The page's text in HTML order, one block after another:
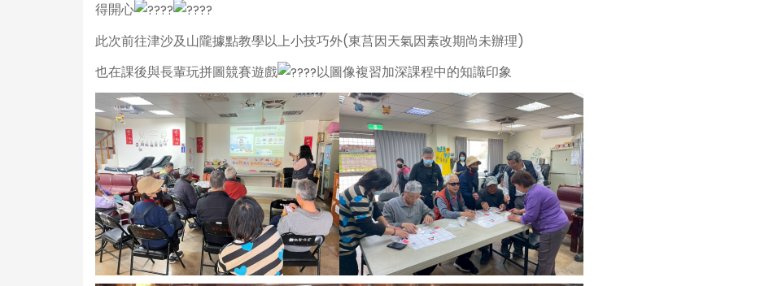
得開心
此次前往津沙及山隴據點教學以上小技巧外(東莒因天氣因素改期尚未辦理)
也在課後與長輩玩拼圖競賽遊戲
以圖像複習加深課程中的知識印象